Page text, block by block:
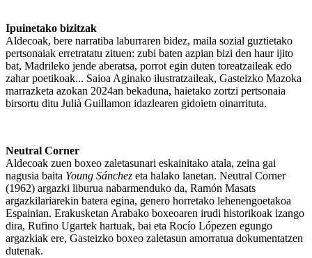
Ipuinetako bizitzak
Aldecoak, bere narratiba laburraren bidez, maila sozial guztietako
pertsonaiak erretratatu zituen: zubi baten azpian bizi den haur ijito
bat, Madrileko jende aberatsa, porrot egin duten toreatzaileak edo
zahar poetikoak... Saioa Aginako ilustratzaileak, Gasteizko Mazoka
marrazketa azokan 2024an bekaduna, haietako zortzi pertsonaia
birsortu ditu Julià Guillamon idazlearen gidoietn oinarrituta.
Neutral Corner
Aldecoak zuen boxeo zaletasunari eskainitako atala, zeina gai
nagusia baita Young Sánchez eta halako lanetan. Neutral Corner
(1962) argazki liburua nabarmenduko da, Ramón Masats
argazkilariarekin batera egina, genero horretako lehenengoetakoa
Espainian. Erakusketan Arabako boxeoaren irudi historikoak izango
dira, Rufino Ugartek hartuak, bai eta Rocío Lópezen egungo
argazkiak ere, Gasteizko boxeo zaletasun amorratua dokumentatzen
dutenak.